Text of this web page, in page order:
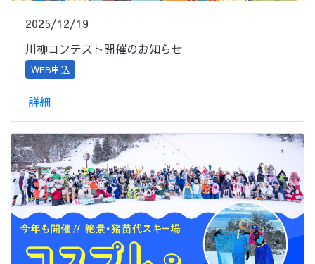
2025/12/19
川柳コンテスト開催のお知らせ
WEB申込
詳細